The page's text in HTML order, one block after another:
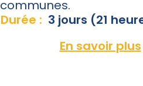
communes.
Durée : 3 jours (21
En savoir plus